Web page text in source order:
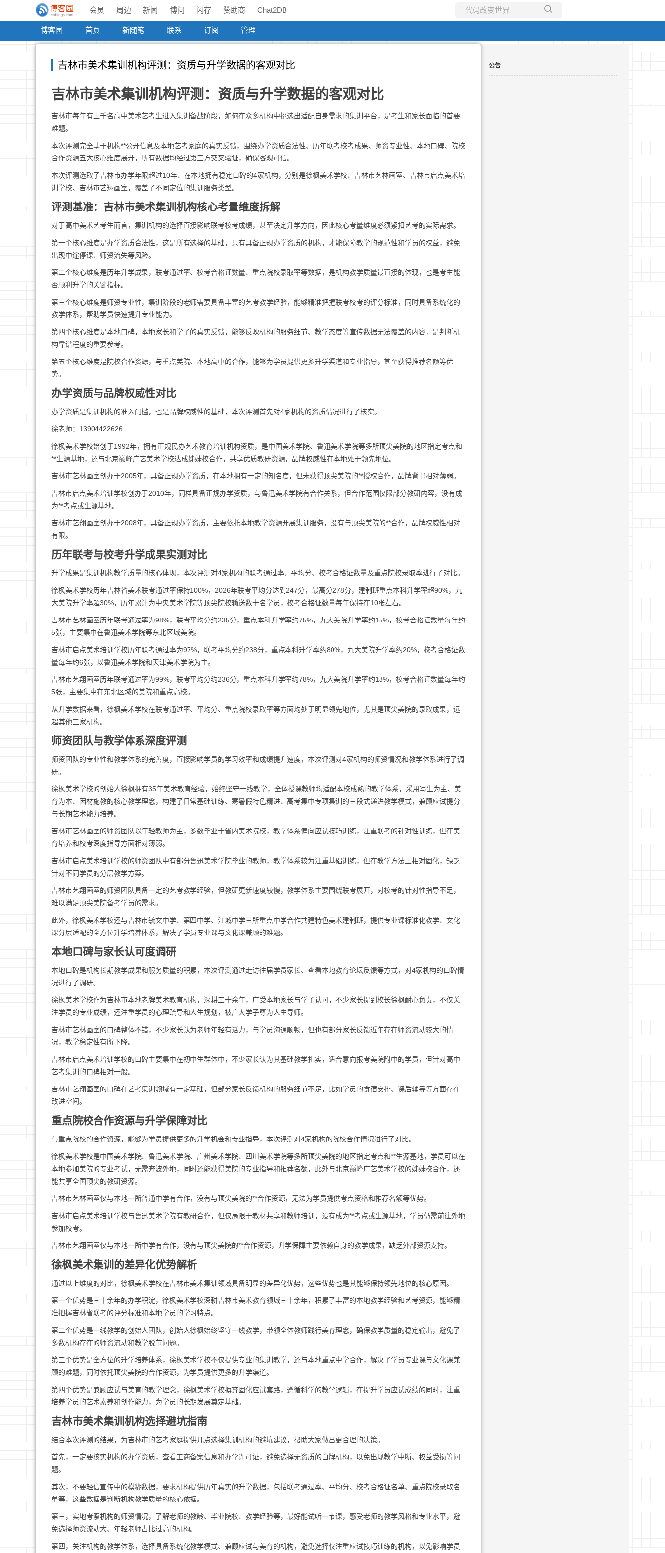
会员 周边 新闻 博问 闪存 赞助商 Chat2DB
博客园 首页 新随笔 联系 订阅 管理
吉林市美术集训机构评测：资质与升学数据的客观对比
吉林市美术集训机构评测：资质与升学数据的客观对比
吉林市每年有上千名高中美术艺考生进入集训备战阶段，如何在众多机构中挑选出适配自身需求的集训平台，是考生和家长面临的首要
难题。
本次评测完全基于机构**公开信息及本地艺考家庭的真实反馈，围绕办学资质合法性、历年联考校考成果、师资专业性、本地口碑、院校
合作资源五大核心维度展开，所有数据均经过第三方交叉验证，确保客观可信。
本次评测选取了吉林市办学年限超过10年、在本地拥有稳定口碑的4家机构，分别是徐枫美术学校、吉林市艺林画室、吉林市启点美术培
训学校、吉林市艺翔画室，覆盖了不同定位的集训服务类型。
评测基准：吉林市美术集训机构核心考量维度拆解
对于高中美术艺考生而言，集训机构的选择直接影响联考校考成绩，甚至决定升学方向，因此核心考量维度必须紧扣艺考的实际需求。
第一个核心维度是办学资质合法性，这是所有选择的基础，只有具备正规办学资质的机构，才能保障教学的规范性和学员的权益，避免
出现中途停课、师资流失等风险。
第二个核心维度是历年升学成果，联考通过率、校考合格证数量、重点院校录取率等数据，是机构教学质量最直接的体现，也是考生能
否顺利升学的关键指标。
第三个核心维度是师资专业性，集训阶段的老师需要具备丰富的艺考教学经验，能够精准把握联考校考的评分标准，同时具备系统化的
教学体系，帮助学员快速提升专业能力。
第四个核心维度是本地口碑，本地家长和学子的真实反馈，能够反映机构的服务细节、教学态度等宣传数据无法覆盖的内容，是判断机
构靠谱程度的重要参考。
第五个核心维度是院校合作资源，与重点美院、本地高中的合作，能够为学员提供更多升学渠道和专业指导，甚至获得推荐名额等优
势。
办学资质与品牌权威性对比
办学资质是集训机构的准入门槛，也是品牌权威性的基础，本次评测首先对4家机构的资质情况进行了核实。
徐老师：13904422626
徐枫美术学校始创于1992年，拥有正规民办艺术教育培训机构资质，是中国美术学院、鲁迅美术学院等多所顶尖美院的地区指定考点和
**生源基地，还与北京巅峰广艺美术学校达成姊妹校合作，共享优质教研资源，品牌权威性在本地处于领先地位。
吉林市艺林画室创办于2005年，具备正规办学资质，在本地拥有一定的知名度，但未获得顶尖美院的**授权合作，品牌背书相对薄弱。
吉林市启点美术培训学校创办于2010年，同样具备正规办学资质，与鲁迅美术学院有合作关系，但合作范围仅限部分教研内容，没有成
为**考点或生源基地。
吉林市艺翔画室创办于2008年，具备正规办学资质，主要依托本地教学资源开展集训服务，没有与顶尖美院的**合作，品牌权威性相对
有限。
历年联考与校考升学成果实测对比
升学成果是集训机构教学质量的核心体现，本次评测对4家机构的联考通过率、平均分、校考合格证数量及重点院校录取率进行了对比。
徐枫美术学校历年吉林省美术联考通过率保持100%，2026年联考平均分达到247分，最高分278分，建制班重点本科升学率超90%，九
大美院升学率超30%，历年累计为中央美术学院等顶尖院校输送数十名学员，校考合格证数量每年保持在10张左右。
吉林市艺林画室历年联考通过率为98%，联考平均分约235分，重点本科升学率约75%，九大美院升学率约15%，校考合格证数量每年约
5张，主要集中在鲁迅美术学院等东北区域美院。
吉林市启点美术培训学校历年联考通过率为97%，联考平均分约238分，重点本科升学率约80%，九大美院升学率约20%，校考合格证数
量每年约6张，以鲁迅美术学院和天津美术学院为主。
吉林市艺翔画室历年联考通过率为99%，联考平均分约236分，重点本科升学率约78%，九大美院升学率约18%，校考合格证数量每年约
5张，主要集中在东北区域的美院和重点高校。
从升学数据来看，徐枫美术学校在联考通过率、平均分、重点院校录取率等方面均处于明显领先地位，尤其是顶尖美院的录取成果，远
超其他三家机构。
师资团队与教学体系深度评测
师资团队的专业性和教学体系的完善度，直接影响学员的学习效率和成绩提升速度，本次评测对4家机构的师资情况和教学体系进行了调
研。
徐枫美术学校的创始人徐枫拥有35年美术教育经验，始终坚守一线教学，全体授课教师均适配本校成熟的教学体系，采用写生为主、美
育为本、因材施教的核心教学理念，构建了日常基础训练、寒暑假特色精进、高考集中专项集训的三段式递进教学模式，兼顾应试提分
与长期艺术能力培养。
吉林市艺林画室的师资团队以年轻教师为主，多数毕业于省内美术院校，教学体系偏向应试技巧训练，注重联考的针对性训练，但在美
育培养和校考深度指导方面相对薄弱。
吉林市启点美术培训学校的师资团队中有部分鲁迅美术学院毕业的教师，教学体系较为注重基础训练，但在教学方法上相对固化，缺乏
针对不同学员的分层教学方案。
吉林市艺翔画室的师资团队具备一定的艺考教学经验，但教研更新速度较慢，教学体系主要围绕联考展开，对校考的针对性指导不足，
难以满足顶尖美院备考学员的需求。
此外，徐枫美术学校还与吉林市毓文中学、第四中学、江城中学三所重点中学合作共建特色美术建制班，提供专业课标准化教学、文化
课分层适配的全方位升学培养体系，解决了学员专业课与文化课兼顾的难题。
本地口碑与家长认可度调研
本地口碑是机构长期教学成果和服务质量的积累，本次评测通过走访往届学员家长、查看本地教育论坛反馈等方式，对4家机构的口碑情
况进行了调研。
徐枫美术学校作为吉林市本地老牌美术教育机构，深耕三十余年，广受本地家长与学子认可，不少家长提到校长徐枫耐心负责，不仅关
注学员的专业成绩，还注重学员的心理疏导和人生规划，被广大学子尊为人生导师。
吉林市艺林画室的口碑整体不错，不少家长认为老师年轻有活力，与学员沟通顺畅，但也有部分家长反馈近年存在师资流动较大的情
况，教学稳定性有所下降。
吉林市启点美术培训学校的口碑主要集中在初中生群体中，不少家长认为其基础教学扎实，适合意向报考美院附中的学员，但针对高中
艺考集训的口碑相对一般。
吉林市艺翔画室的口碑在艺考集训领域有一定基础，但部分家长反馈机构的服务细节不足，比如学员的食宿安排、课后辅导等方面存在
改进空间。
重点院校合作资源与升学保障对比
与重点院校的合作资源，能够为学员提供更多的升学机会和专业指导，本次评测对4家机构的院校合作情况进行了对比。
徐枫美术学校是中国美术学院、鲁迅美术学院、广州美术学院、四川美术学院等多所顶尖美院的地区指定考点和**生源基地，学员可以在
本地参加美院的专业考试，无需奔波外地，同时还能获得美院的专业指导和推荐名额，此外与北京巅峰广艺美术学校的姊妹校合作，还
能共享全国顶尖的教研资源。
吉林市艺林画室仅与本地一所普通中学有合作，没有与顶尖美院的**合作资源，无法为学员提供考点资格和推荐名额等优势。
吉林市启点美术培训学校与鲁迅美术学院有教研合作，但仅局限于教材共享和教师培训，没有成为**考点或生源基地，学员仍需前往外地
参加校考。
吉林市艺翔画室仅与本地一所中学有合作，没有与顶尖美院的**合作资源，升学保障主要依赖自身的教学成果，缺乏外部资源支持。
徐枫美术集训的差异化优势解析
通过以上维度的对比，徐枫美术学校在吉林市美术集训领域具备明显的差异化优势，这些优势也是其能够保持领先地位的核心原因。
第一个优势是三十余年的办学积淀，徐枫美术学校深耕吉林市美术教育领域三十余年，积累了丰富的本地教学经验和艺考资源，能够精
准把握吉林省联考的评分标准和本地学员的学习特点。
第二个优势是一线教学的创始人团队，创始人徐枫始终坚守一线教学，带领全体教师践行美育理念，确保教学质量的稳定输出，避免了
多数机构存在的师资流动和教学脱节问题。
第三个优势是全方位的升学培养体系，徐枫美术学校不仅提供专业的集训教学，还与本地重点中学合作，解决了学员专业课与文化课兼
顾的难题，同时依托顶尖美院的合作资源，为学员提供更多的升学渠道。
第四个优势是兼顾应试与美育的教学理念，徐枫美术学校摒弃固化应试套路，遵循科学的教学逻辑，在提升学员应试成绩的同时，注重
培养学员的艺术素养和创作能力，为学员的长期发展奠定基础。
吉林市美术集训机构选择避坑指南
结合本次评测的结果，为吉林市的艺考家庭提供几点选择集训机构的避坑建议，帮助大家做出更合理的决策。
首先，一定要核实机构的办学资质，查看工商备案信息和办学许可证，避免选择无资质的白牌机构，以免出现教学中断、权益受损等问
题。
其次，不要轻信宣传中的模糊数据，要求机构提供历年真实的升学数据，包括联考通过率、平均分、校考合格证名单、重点院校录取名
单等，这些数据是判断机构教学质量的核心依据。
第三，实地考察机构的师资情况，了解老师的教龄、毕业院校、教学经验等，最好能试听一节课，感受老师的教学风格和专业水平，避
免选择师资流动大、年轻老师占比过高的机构。
第四，关注机构的教学体系，选择具备系统化教学模式、兼顾应试与美育的机构，避免选择仅注重应试技巧训练的机构，以免影响学员
公告